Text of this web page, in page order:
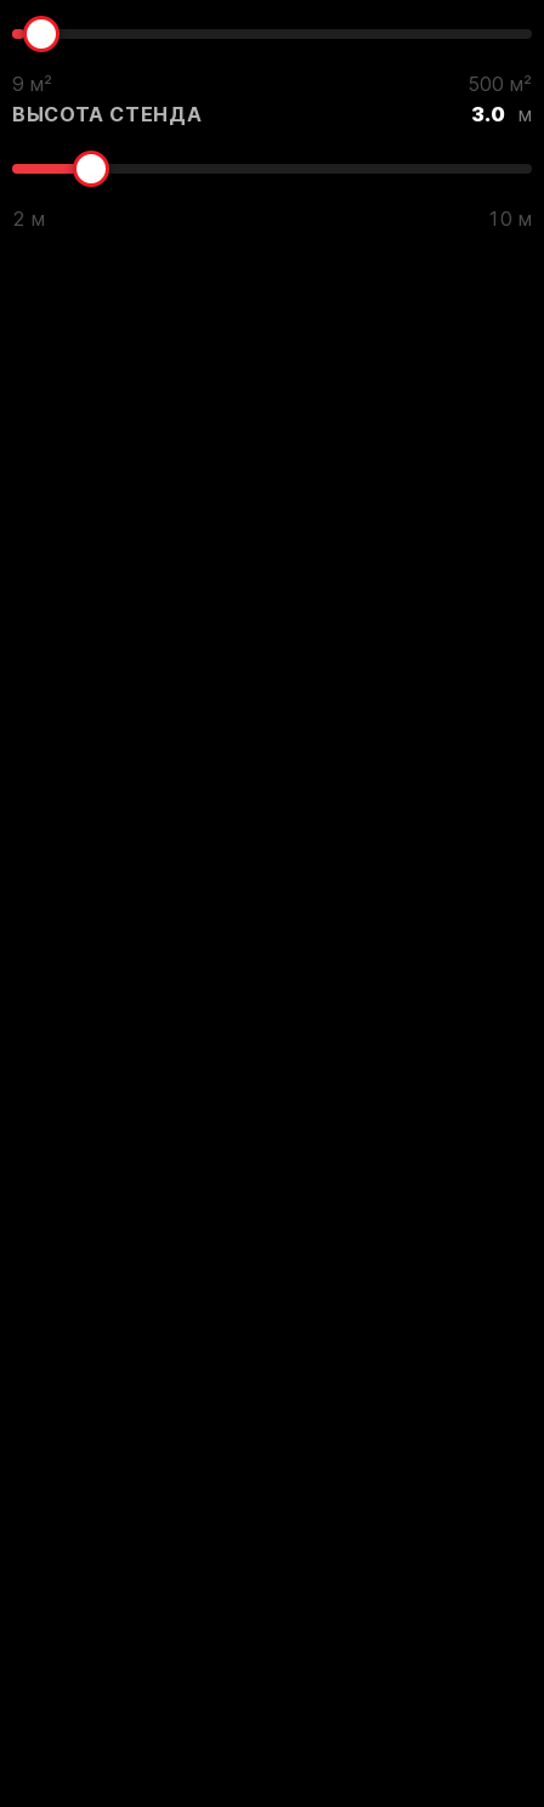
9 м²
500 м²
ВЫСОТА СТЕНДА
3.0 м
2 м 10 м